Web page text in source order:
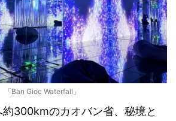
「Ban Gioc Waterfall」
300kmのカオバン省、秘境と